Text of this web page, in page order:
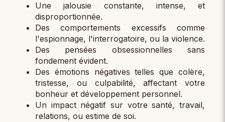
Une jalousie constante, intense, et
disproportionnée.
Des comportements excessifs comme
l'espionnage, l'interrogatoire, ou la violence.
Des pensées obsessionnelles sans
fondement évident.
Des émotions négatives telles que colère,
tristesse, ou culpabilité, affectant votre
bonheur et développement personnel.
Un impact négatif sur votre santé, travail,
relations, ou estime de soi.